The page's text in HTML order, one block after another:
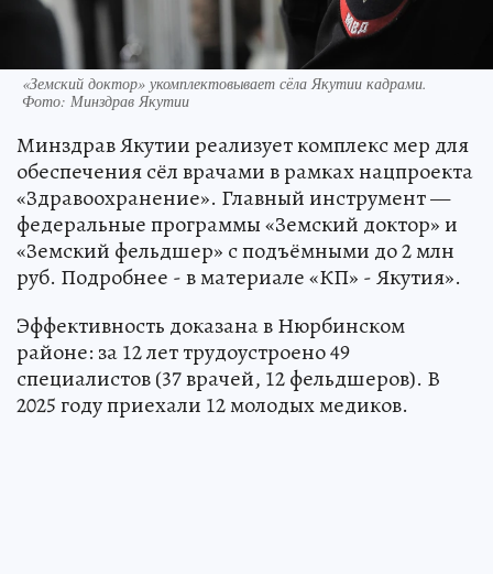
«Земский доктор» укомплектовывает сёла Якутии кадрами.
Фото: Минздрав Якутии
Минздрав Якутии реализует комплекс мер для
обеспечения сёл врачами в рамках нацпроекта
«Здравоохранение». Главный инструмент —
федеральные программы «Земский доктор» и
«Земский фельдшер» с подъёмными до 2 млн
руб. Подробнее - в материале «КП» - Якутия».
Эффективность доказана в Нюрбинском
районе: за 12 лет трудоустроено 49
специалистов (37 врачей, 12 фельдшеров). В
2025 году приехали 12 молодых медиков.